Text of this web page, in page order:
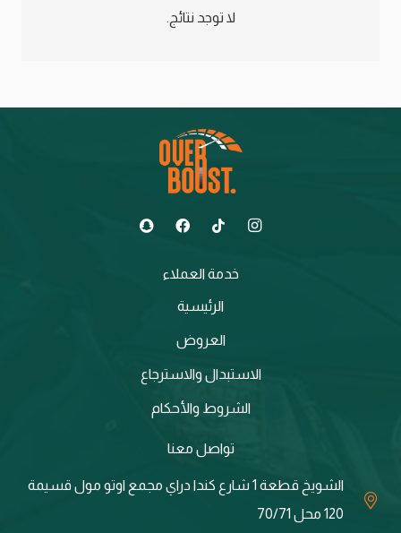
لا توجد نتائج.
خدمة العملاء
الرئيسية
العروض
الاستبدال والاسترجاع
الشروط والأحكام
تواصل معنا
الشويخ قطعة 1 شارع كندا دراي مجمع اوتو مول قسيمة
120 محل 70/71